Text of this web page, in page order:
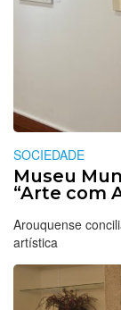
SOCIEDADE
Museu
“Arte com
Arouquense
artística